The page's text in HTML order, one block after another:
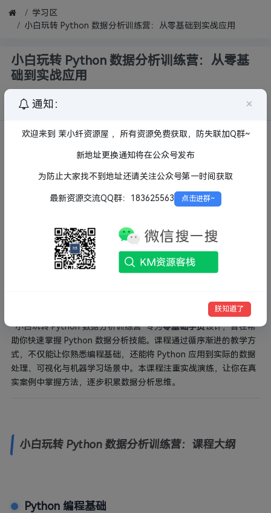
学习区
小白玩转 Python 数据分析训练营：从零基础到实战应用
小白玩转 Python 数据分析训练营：从零基
础到实战应用
10月前 272
“小白玩转 Python 数据分析训练营”专为零基础学员设计，旨在帮
助你快速掌握 Python 数据分析技能。课程通过循序渐进的教学方
式，不仅能让你熟悉编程基础，还能将 Python 应用到实际的数据
处理、可视化与机器学习场景中。本课程注重实战演练，让你在真
实案例中掌握方法，逐步积累数据分析思维。
小白玩转 Python 数据分析训练营：课程大纲
Python 编程基础
通知： ×
欢迎来到 茉小纤资源屋 ，所有资源免费获取，防失联加Q群~
新地址更换通知将在公众号发布
为防止大家找不到地址还请关注公众号第一时间获取
最新资源交流QQ群：183625563 点击进群~
朕知道了